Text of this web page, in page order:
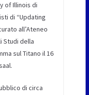
of Illinois di
di “Updating
all’Ateneo
Studi della
sul Titano il 16
di circa